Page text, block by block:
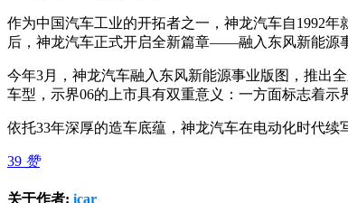
作为中国汽车工业的开拓者之一，神龙汽车自1992
后，神龙汽车正式开启全新篇章——融入东风新能源
今年3月，神龙汽车融入东风新能源事业版图，推出
车型，示界06的上市具有双重意义：一方面标志着
依托33年深厚的造车底蕴，神龙汽车在电动化时代续
39 赞
关于作者: icar